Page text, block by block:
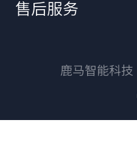
售后服务
鹿马智能科